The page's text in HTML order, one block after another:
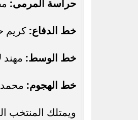
حراسة المرمى:
خط الدفاع: كريم
خط الوسط:
خط الهجوم:
ويمتلك المنتخب